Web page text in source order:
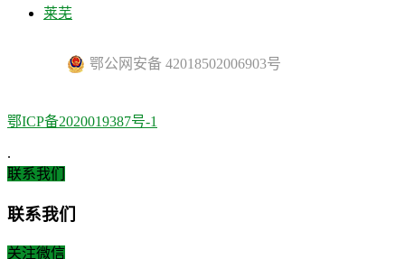
莱芜
鄂公网安备 42018502006903号
鄂ICP备2020019387号-1
.
联系我们
联系我们
关注微信